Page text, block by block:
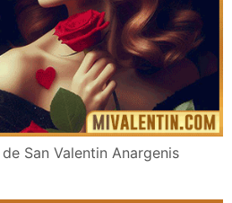
San Valentin Anargenis